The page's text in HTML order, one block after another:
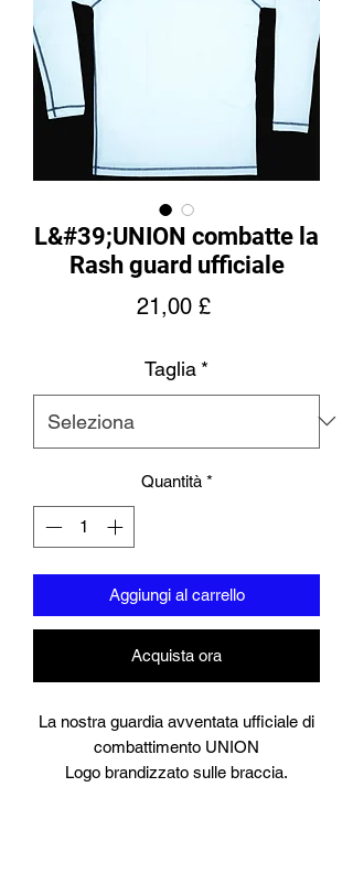
L&#39;UNION combatte la
Rash guard ufficiale
21,00 £Prezzo
Taglia *
Quantità *
Aggiungi al carrello
Acquista ora
La nostra guardia avventata ufficiale di
combattimento UNION
Logo brandizzato sulle braccia.